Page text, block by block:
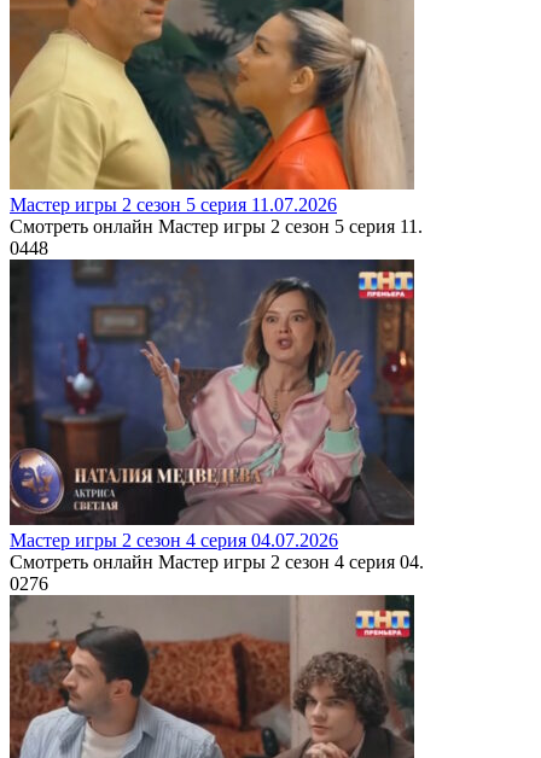
Мастер игры 2 сезон 5 серия 11.07.2026
Смотреть онлайн Мастер игры 2 сезон 5 серия 11.
0448
Мастер игры 2 сезон 4 серия 04.07.2026
Смотреть онлайн Мастер игры 2 сезон 4 серия 04.
0276